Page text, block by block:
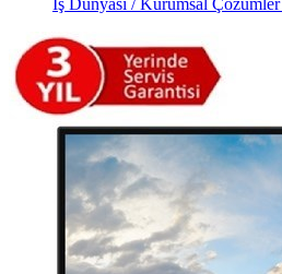
İş Dünyası / Kurumsal Çözümler